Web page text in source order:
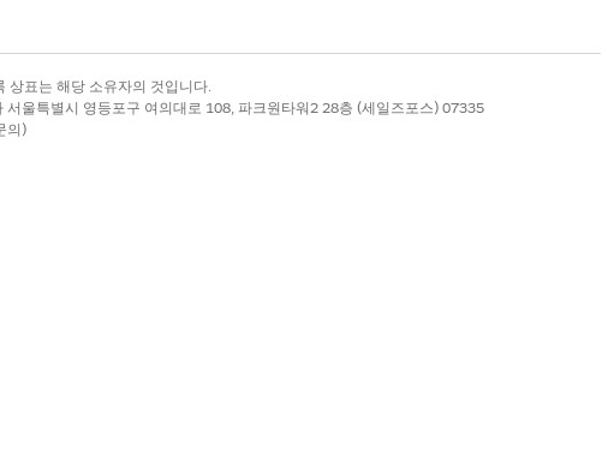
표는 해당 소유자의 것입니다.
울특별시 영등포구 여의대로 108, 파크원타워2 28층 (세일즈포스) 07335
의)